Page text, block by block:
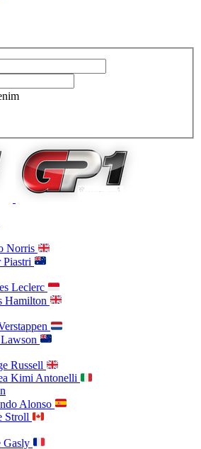
Norris
Piastri
Leclerc
Hamilton
Russell
Kimi Antonelli
Alonso
Stroll
Gasly